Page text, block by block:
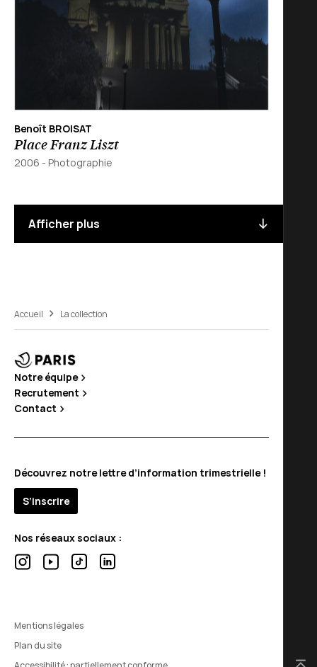
Benoît BROISAT
Place Franz Liszt
2006 - Photographie
Afficher plus
Accueil La collection
Notre équipe
Recrutement
Contact
Découvrez notre lettre d’information trimestrielle !
S’inscrire
Nos réseaux sociaux :
Mentions légales
Plan du site